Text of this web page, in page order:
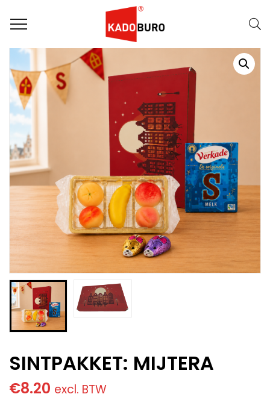
Home Sintpakketten SINTPAKKET: MIJTERA
SINTPAKKET: MIJTERA
€8.20 excl. BTW